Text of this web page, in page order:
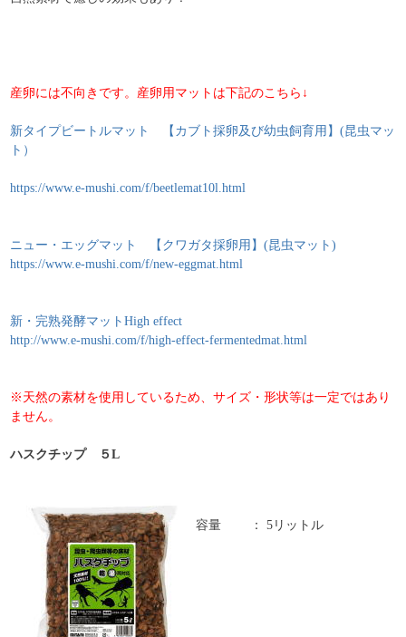
産卵には不向きです。産卵用マットは下記のこちら↓
新タイプビートルマット 【カブト採卵及び幼虫飼育用】(昆虫マッ
ト）
https://www.e-mushi.com/f/beetlemat10l.html
ニュー・エッグマット 【クワガタ採卵用】(昆虫マット)
https://www.e-mushi.com/f/new-eggmat.html
新・完熟発酵マットHigh effect
http://www.e-mushi.com/f/high-effect-fermentedmat.html
※天然の素材を使用しているため、サイズ・形状等は一定ではあり
ません。
ハスクチップ ５L
容量 ： 5リットル